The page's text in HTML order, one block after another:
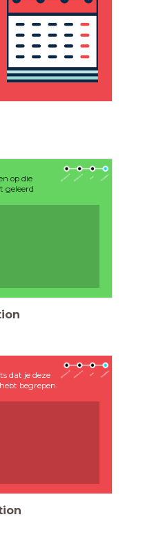
op die
geleerd
dat je deze
begrepen.